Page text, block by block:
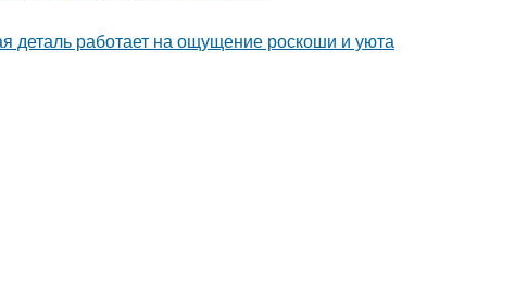
деталь работает на ощущение роскоши и уюта